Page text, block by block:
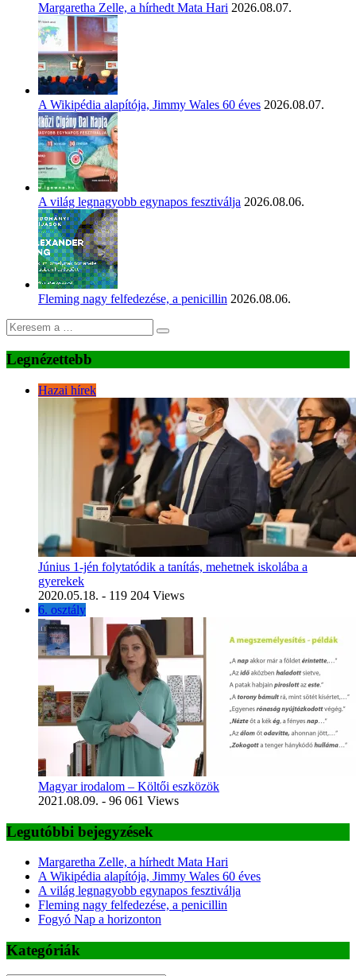
Margaretha Zelle, a hírhedt Mata Hari 2026.08.07.
A Wikipédia alapítója, Jimmy Wales 60 éves 2026.08.07.
A világ legnagyobb egynapos fesztiválja 2026.08.06.
Fleming nagy felfedezése, a penicillin 2026.08.06.
Legnézettebb
Hazai hírek
Június 1-jén folytatódik a tanítás, mehetnek iskolába a
gyerekek
2020.05.18. - 119 204 Views
6. osztály
Magyar irodalom – Költői eszközök
2021.08.09. - 96 061 Views
Legutóbbi bejegyzések
Margaretha Zelle, a hírhedt Mata Hari
A Wikipédia alapítója, Jimmy Wales 60 éves
A világ legnagyobb egynapos fesztiválja
Fleming nagy felfedezése, a penicillin
Fogyó Nap a horizonton
Kategóriák